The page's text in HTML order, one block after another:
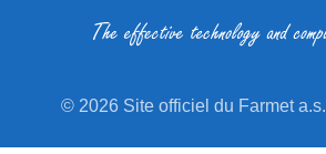
© 2026 Site officiel du Farmet a.s.